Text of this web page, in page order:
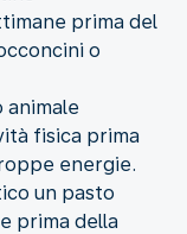
prima del
o
animale
fisica prima
energie.
un pasto
prima della